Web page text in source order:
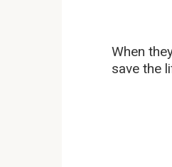
When
save the